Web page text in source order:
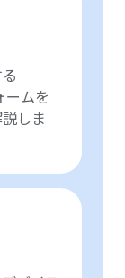
ームを
しま